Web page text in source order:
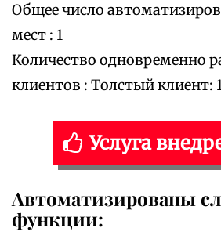
Общее число
мест : 1
Количество одновременно
клиентов : Толстый клиент:
Услуга
Автоматизированы
функции: